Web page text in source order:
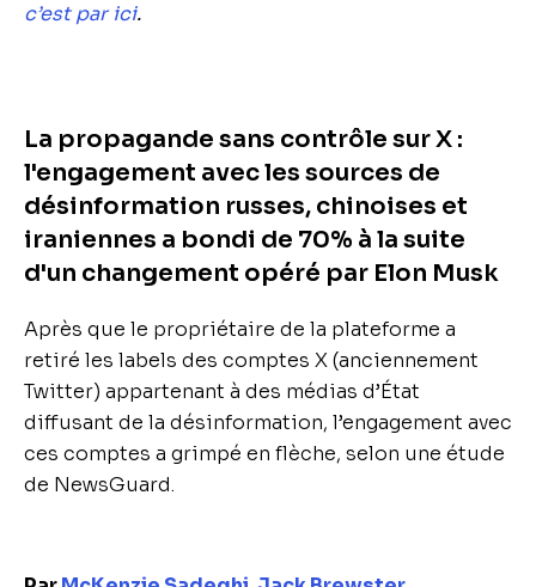
c’est par ici.
La propagande sans contrôle sur X :
l'engagement avec les sources de
désinformation russes, chinoises et
iraniennes a bondi de 70% à la suite
d'un changement opéré par Elon Musk
Après que le propriétaire de la plateforme a
retiré les labels des comptes X (anciennement
Twitter) appartenant à des médias d’État
diffusant de la désinformation, l’engagement avec
ces comptes a grimpé en flèche, selon une étude
de NewsGuard.